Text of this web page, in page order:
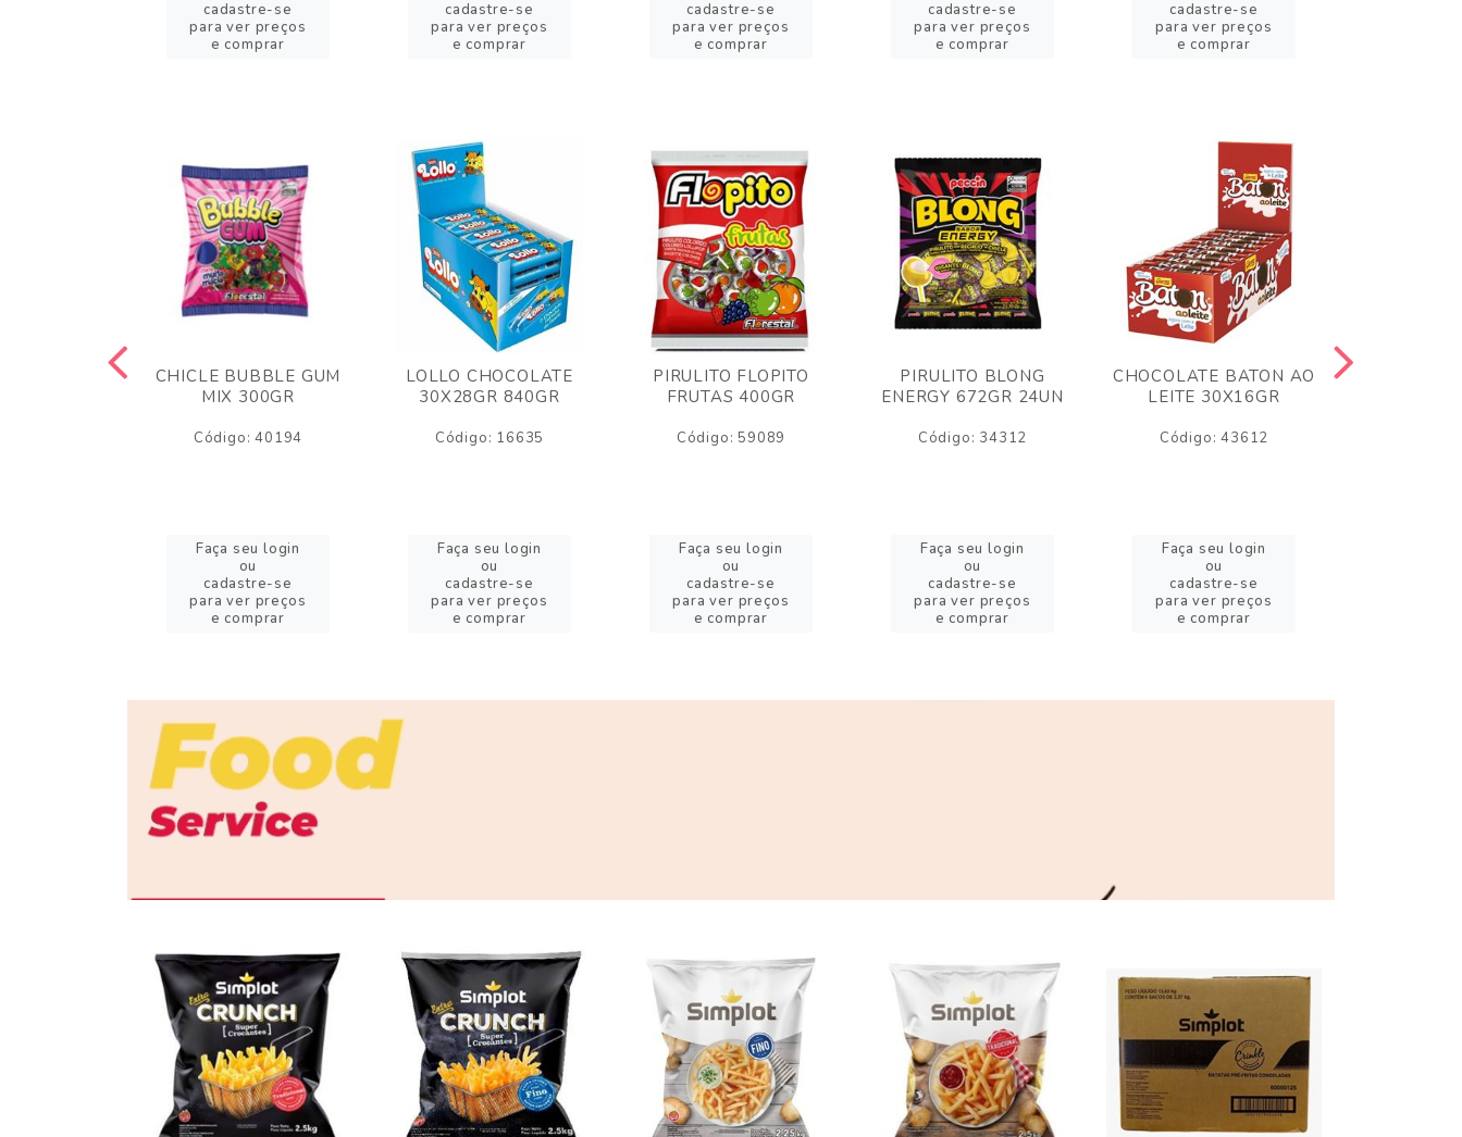
cadastre-se
para ver preços
e comprar
cadastre-se
para ver preços
e comprar
cadastre-se
para ver preços
e comprar
cadastre-se
para ver preços
e comprar
cadastre-se
para ver preços
e comprar
CHICLE BUBBLE GUM
MIX 300GR
Código: 40194
Faça seu login
ou
cadastre-se
para ver preços
e comprar
LOLLO CHOCOLATE
30X28GR 840GR
Código: 16635
Faça seu login
ou
cadastre-se
para ver preços
e comprar
PIRULITO FLOPITO
FRUTAS 400GR
Código: 59089
Faça seu login
ou
cadastre-se
para ver preços
e comprar
PIRULITO BLONG
ENERGY 672GR 24UN
Código: 34312
Faça seu login
ou
cadastre-se
para ver preços
e comprar
CHOCOLATE BATON AO
LEITE 30X16GR
Código: 43612
Faça seu login
ou
cadastre-se
para ver preços
e comprar